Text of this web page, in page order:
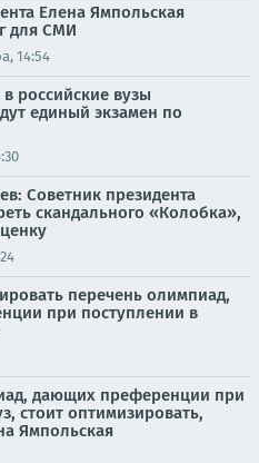
Елена Ямпольская
для СМИ
14:54
российские вузы
единый экзамен по
Советник президента
скандального «Колобка»,
перечень олимпиад,
при поступлении в
дающих преференции при
стоит оптимизировать,
Ямпольская